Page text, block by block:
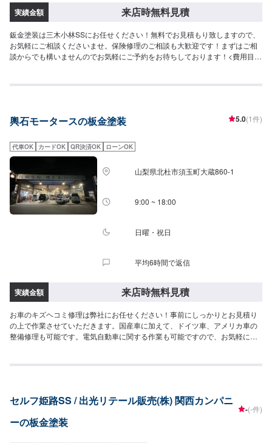
実績金額 来店時無料見積
鈑金塗装は三木小林SSにお任せください！無料でお見積もり致しますので、
お気軽にご相談くださいませ。保険修理のご相談も大歓迎です！まずはご相
談からでも構いませんのでお気軽にご予約をお待ちしております！<費用目安
輿石モータースの板金塗装 5.0(1件)
代車OK カードOK QR決済OK ローンOK
山梨県北杜市須玉町大蔵860-1
9:00 ~ 18:00
日曜・祝日
平均6時間で返信
実績金額 来店時無料見積
お車のキズヘコミ修理は弊社にお任せください！事前にしっかりとお見積り
の上で作業させていただきます。国産車に加えて、ドイツ車、アメリカ車の
整備修理も可能です。電気自動車に関する作業も可能ですので、お気軽にご
の作業も得意としておりますので、ご予約をお待ちしております。カスタム
た、電気自動車に関する作業も得意としておりますので、弊社にお任せくだ
セルフ姫路SS / 出光リテール販売(株) 関西カンパニ
ーの板金塗装
-(-件)